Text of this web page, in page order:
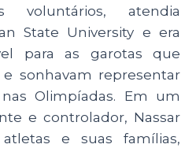
voluntários, atendia
State University e era
para as garotas que
sonhavam representar
Olimpíadas. Em um
e controlador, Nassar
e suas famílias,